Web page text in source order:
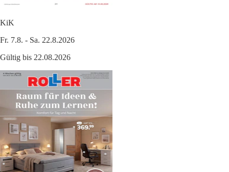
KiK
Fr. 7.8. - Sa. 22.8.2026
Gültig bis 22.08.2026